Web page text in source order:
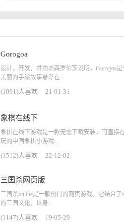
Gorogoa
设计，开发，并由杰森罗伯茨说明，Gorogoa是
美丽的手绘故事悬浮在...
(1091)人喜欢 21-01-31
象棋在线下
象棋在线下游戏是一款无需下载安装，可直接
玩的中国象棋小游戏...
(1512)人喜欢 22-12-02
三国杀网页版
三国杀online是一款热门的网页游戏。它结合了
的三国文化，以身...
(1147)人喜欢 19-05-29